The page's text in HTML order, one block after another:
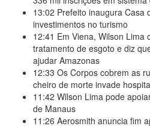
13:02 Prefeito inaugura Casa
investimentos no turismo
12:41 Em Viena, Wilson Lima
tratamento de esgoto e diz
ajudar Amazonas
12:33 Os Corpos cobrem as
cheiro de morte invade
11:42 Wilson Lima pode
de Manaus
11:26 Aerosmith anuncia fim